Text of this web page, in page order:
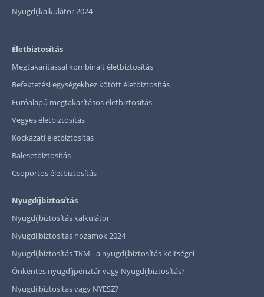
Nyugdíjkalkulátor 2024
Életbiztosítás
Megtakarítással kombinált életbiztosítás
Befektetési egységekhez kötött életbiztosítás
Euróalapú megtakarításos életbiztosítás
Vegyes életbiztosítás
Kockázati életbiztosítás
Balesetbiztosítás
Csoportos életbiztosítás
Nyugdíjbiztosítás
Nyugdíjbiztosítás kalkulátor
Nyugdíjbiztosítás hozamok 2024
Nyugdíjbiztosítás TKM - a nyugdíjbiztosítás költségei
Önkéntes nyugdíjpénztár vagy Nyugdíjbiztosítás?
Nyugdíjbiztosítás vagy NYESZ?